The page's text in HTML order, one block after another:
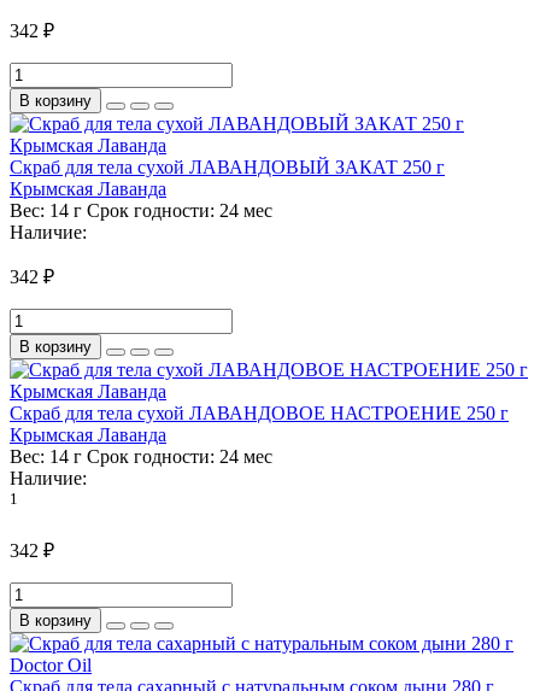
342 ₽
В корзину
Скраб для тела сухой ЛАВАНДОВЫЙ ЗАКАТ 250 г
Крымская Лаванда
Вес: 14 г Срок годности: 24 мес
Наличие:
342 ₽
В корзину
Скраб для тела сухой ЛАВАНДОВОЕ НАСТРОЕНИЕ 250 г
Крымская Лаванда
Вес: 14 г Срок годности: 24 мес
Наличие:
1
342 ₽
В корзину
Скраб для тела сахарный с натуральным соком дыни 280 г